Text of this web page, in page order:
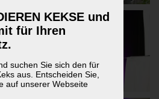
KEKSE und
für Ihren
suchen Sie sich den für
aus. Entscheiden Sie,
auf unserer Webseite